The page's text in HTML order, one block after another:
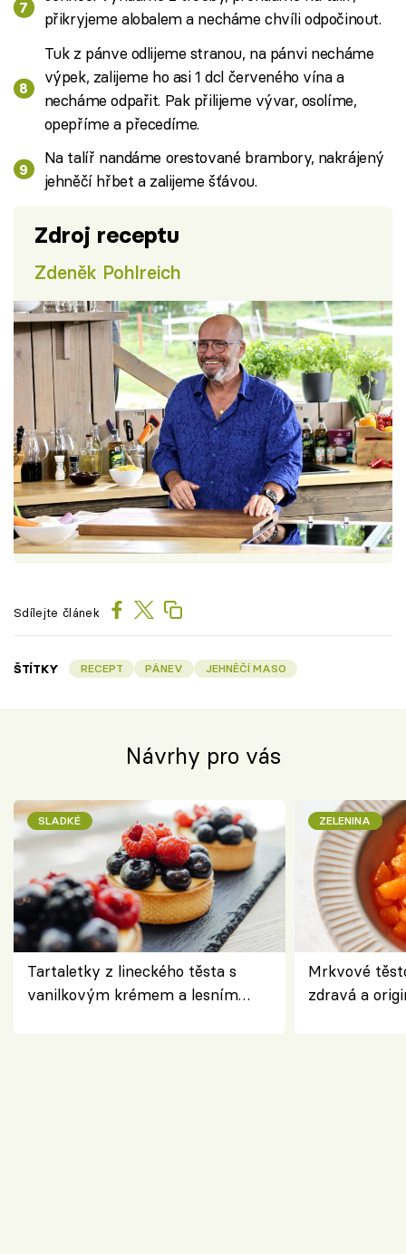
přikryjeme alobalem a necháme chvíli odpočinout.
Tuk z pánve odlijeme stranou, na pánvi necháme
výpek, zalijeme ho asi 1 dcl červeného vína a
necháme odpařit. Pak přilijeme vývar, osolíme,
opepříme a přecedíme.
Na talíř nandáme orestované brambory, nakrájený
jehněčí hřbet a zalijeme šťávou.
Zdroj receptu
Zdeněk Pohlreich
Sdílejte článek
ŠTÍTKY RECEPT PÁNEV JEHNĚČÍ MASO
Návrhy pro vás
SLADKÉ
Tartaletky z lineckého těsta s
vanilkovým krémem a lesním
ZELENINA
Mrkvové
zdravá a